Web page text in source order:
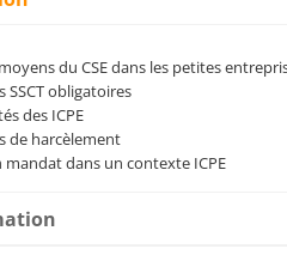
du CSE dans les petites
SSCT obligatoires
des ICPE
de harcèlement
mandat dans un contexte ICPE